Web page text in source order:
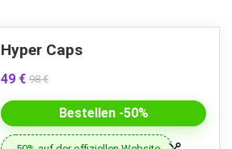
Hyper Caps
49 € 98 €
Bestellen -50%